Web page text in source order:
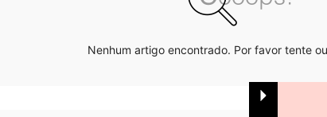
Nenhum artigo encontrado. Por favor tente